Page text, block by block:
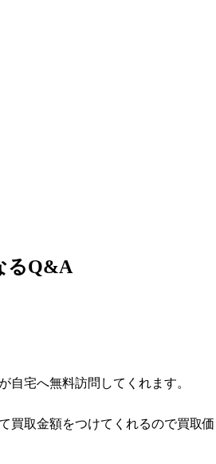
るQ&A
宅へ無料訪問してくれます。
買取金額をつけてくれるので買取価